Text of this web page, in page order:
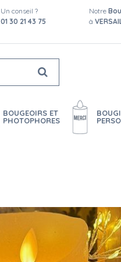
Un conseil ?
01 30 21 43 75
Notre
à
BOUGEOIRS ET
PHOTOPHORES